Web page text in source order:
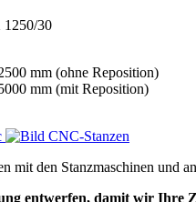
1250/30
mm (ohne Reposition)
mm (mit Reposition)
CNC-Stanzen
mit den Stanzmaschinen und
entwerfen, damit wir Ihre